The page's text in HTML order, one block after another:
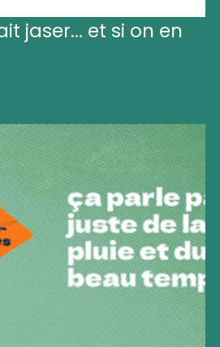
jaser... et si on en